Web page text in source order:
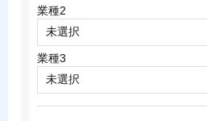
業種2
業種3